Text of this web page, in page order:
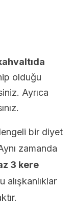
olduğu
Ayrıca
bir diyet
zamanda
3 kere
alışkanlıklar